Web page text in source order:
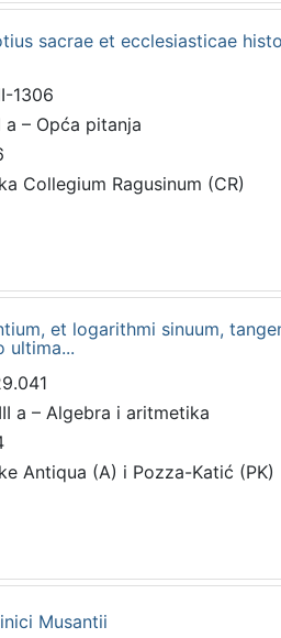
sacrae et ecclesiasticae
1306
a – Opća pitanja
Collegium Ragusinum (CR)
et logarithmi sinuum,
ultima...
a – Algebra i aritmetika
Antiqua (A) i Pozza-Katić (PK)
Musantii